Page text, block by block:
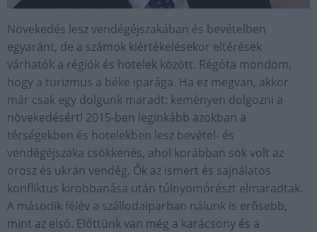
Növekedés lesz vendégéjszakában és bevételben
egyaránt, de a számok kiértékelésekor eltérések
várhatók a régiók és hotelek között. Régóta mondom,
hogy a turizmus a béke iparága. Ha ez megvan, akkor
már csak egy dolgunk maradt: keményen dolgozni a
növekedésért! 2015-ben leginkább azokban a
térségekben és hotelekben lesz bevétel- és
vendégéjszaka csökkenés, ahol korábban sok volt az
orosz és ukrán vendég. Ők az ismert és sajnálatos
konfliktus kirobbanása után túlnyomórészt elmaradtak.
A második félév a szállodaiparban nálunk is erősebb,
mint az első. Előttünk van még a karácsony és a